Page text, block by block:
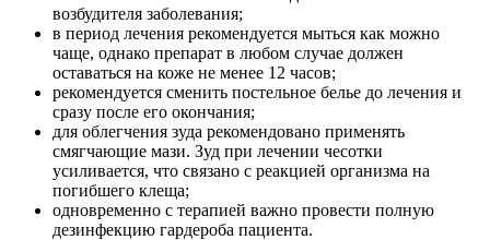
возбудителя заболевания;
в период лечения рекомендуется мыться как можно
чаще, однако препарат в любом случае должен
оставаться на коже не менее 12 часов;
рекомендуется сменить постельное белье до лечения и
сразу после его окончания;
для облегчения зуда рекомендовано применять
смягчающие мази. Зуд при лечении чесотки
усиливается, что связано с реакцией организма на
погибшего клеща;
одновременно с терапией важно провести полную
дезинфекцию гардероба пациента.